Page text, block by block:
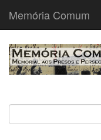
Passar
para
Memória Comum